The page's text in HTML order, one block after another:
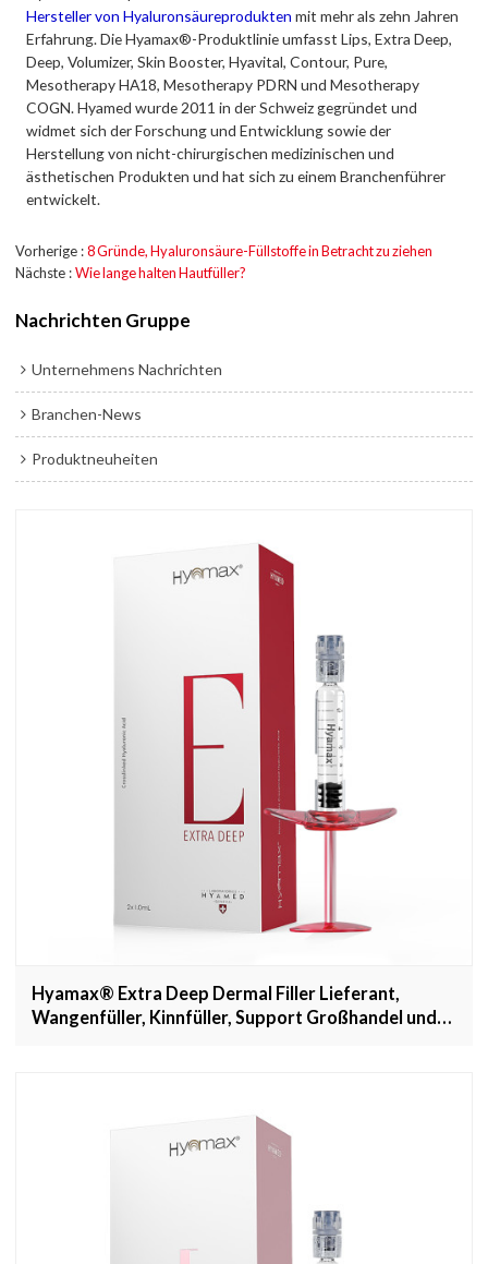
Hersteller von Hyaluronsäureprodukten mit mehr als zehn Jahren
Erfahrung. Die Hyamax®-Produktlinie umfasst Lips, Extra Deep,
Deep, Volumizer, Skin Booster, Hyavital, Contour, Pure,
Mesotherapy HA18, Mesotherapy PDRN und Mesotherapy
COGN. Hyamed wurde 2011 in der Schweiz gegründet und
widmet sich der Forschung und Entwicklung sowie der
Herstellung von nicht-chirurgischen medizinischen und
ästhetischen Produkten und hat sich zu einem Branchenführer
entwickelt.
Vorherige 8 Gründe, Hyaluronsäure-Füllstoffe in Betracht zu ziehen
Nächste Wie lange halten Hautfüller?
Nachrichten Gruppe
Unternehmens Nachrichten
Branchen-News
Produktneuheiten
Hyamax® Extra Deep Dermal Filler Lieferant,
Wangenfüller, Kinnfüller, Support Großhandel und